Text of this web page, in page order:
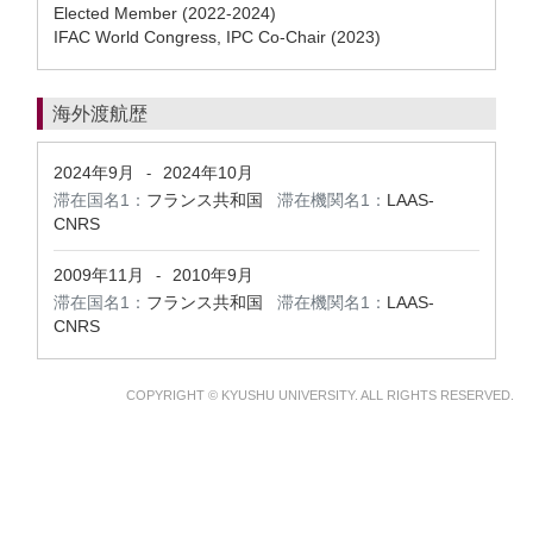
Elected Member (2022-2024)
IFAC World Congress, IPC Co-Chair (2023)
海外渡航歴
2024年9月 -
2024年10月
滞在国名1： フランス共和国 滞在機関名1： LAAS-
CNRS
2009年11月 -
2010年9月
滞在国名1： フランス共和国 滞在機関名1： LAAS-
CNRS
COPYRIGHT © KYUSHU UNIVERSITY. ALL RIGHTS RESERVED.